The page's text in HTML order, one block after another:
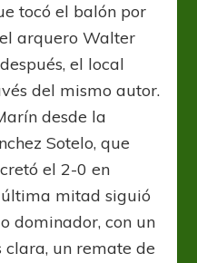
tocó el balón por
arquero Walter
el local
del mismo autor.
desde la
Sotelo, que
el 2-0 en
mitad siguió
dominador, con un
clara, un remate de